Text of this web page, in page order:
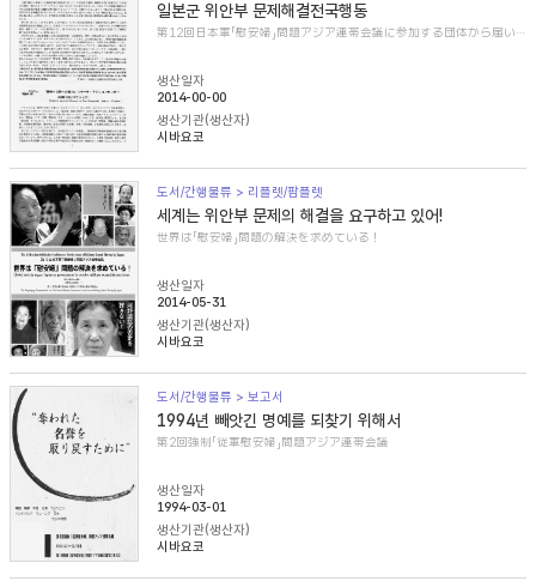
일본군 위안부 문제해결전국행동
第12回日本軍「慰安婦」問題アジア連帯会議に参加する団体から届いた紹介文
생산일자
2014-00-00
생산기관(생산자)
시바요코
도서/간행물류 > 리플렛/팜플렛
세계는 위안부 문제의 해결을 요구하고 있어!
世界は「慰安婦」問題の解決を求めている！
생산일자
2014-05-31
생산기관(생산자)
시바요코
도서/간행물류 > 보고서
1994년 빼앗긴 명예를 되찾기 위해서
第2回強制「従軍慰安婦」問題アジア連帯会議
생산일자
1994-03-01
생산기관(생산자)
시바요코